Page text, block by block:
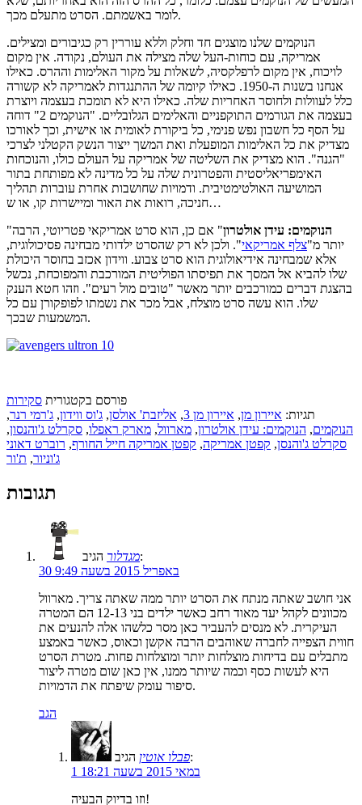
לומר באשמתם. הסרט מתעלם מכך.
הנוקמים שלנו מוצגים חד וחלק וללא עוררין רק כגיבורים ומצילים.
אמריקה, עם כוחות-העל שלה מצילה את העולם, נקודה. אין מקום
לויכוח, אין מקום לרפלקסיה, לשאלות על מקור האלימות וההרס. כאילו
אנחנו בשנות ה-1950. כאילו קיומה של ההתנגדות לאמריקה לא קשורה
כלל לעוולות ולחוסר האחריות שלה. כאילו היא לא תומכת בעצמה ויוצרת
בעצמה את הגורמים התוקפניים והאלימים הגלובליים. "הנוקמים 2" דוחה
על הסף כל חשבון נפש פנימי, כל ביקורת לאומית או אישית, וכך לאורכו
מצדיק את כל האלימות המופעלת ואת המשך ייצור הנשק הקטלני לצרכי
"הגנה". הוא מצדיק את השליטה של אמריקה על העולם כולו, והנוכחות
האימפריאליסטית והפטרונית שלה על כל מדינה לא מפותחת בתור
המושיעה האולטימטיבית. ודמויות שחושבות אחרת עוברות תהליך
חניכה, רואות את האור ומיישרות קו, או ש…
"
הנוקמים: עידן אולטרון" אם כן, הוא סרט אמריקאי פטריוטי, הרבה
יותר מ"צלף אמריקאי". ולכן לא רק שהסרט ילדותי מבחינה פסיכולוגית,
אלא שמבחינה אידיאולוגית הוא סרט צבוע. ווידון אכזב בחוסר היכולת
שלו להביא אל המסך את תפיסתו הפוליטית המורכבת והמפוכחת, נכשל
בהצגת דברים כמורכבים יותר מאשר "טובים מול רעים". וזהו חטא הענק
שלו. הוא עשה סרט מוצלח, אבל מכר את נשמתו לפופקורן עם כל
המשמעות שבכך.
פורסם בקטגורית סקירות
תגיות: איירון מן, איירון מן 3 , אליזבת' אולסן, ג'וס ווידון, ג'רמי רנר,
הנוקמים, הנוקמים: עידן אולטרון, מארוול, מארק ראפלו, סקרלט ג'והנסון,
סקרלט ג'והנסן, קפטן אמריקה, קפטן אמריקה חייל החורף, רוברט דאוני
ג'וניור, ת'ור
תגובות
מגדלורהגיב:
30 באפריל 2015 בשעה 9:49
אני חושב שאתה מנתח את הסרט יותר ממה שאתה צריך. מארוול
מכוונים לקהל יעד מאוד רחב כאשר ילדים בני 12-13 הם המטרה
העיקרית. לא מנסים להעביר כאן מסר כלשהו אלה להנעים את
חווית הצפייה לחברה שאוהבים הרבה אקשן וכאוס, כאשר באמצע
מתבלים עם בדיחות מוצלחות יותר ומוצלחות פחות. מטרת הסרט
היא לעשות כסף וכמה שיותר ממנו, אין כאן שום מטרה ליצור
סיפור עומק שיפתח את הדמויות.
הגב
פבלו אוטיןהגיב:
1 במאי 2015 בשעה 18:21
וזו בדיוק הבעיה!